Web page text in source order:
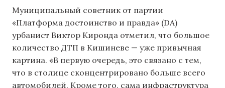
Муниципальный советник от партии
«Платформа достоинство и правда» (DA)
урбанист Виктор Киронда отметил, что большое
количество ДТП в Кишиневе — уже привычная
картина. «В первую очередь, это связано с тем,
что в столице сконцентрировано больше всего
автомобилей. Кроме того, сама инфраструктура